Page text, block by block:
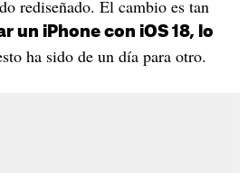
rediseñado. El cambio es tan
un iPhone con iOS 18, lo
ha sido de un día para otro.